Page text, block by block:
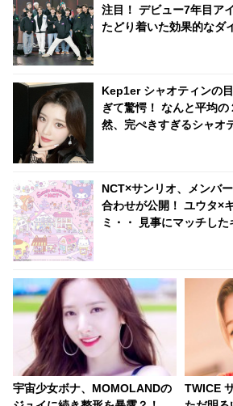
注目！ デビュー7年目ア
たどり着いた効果的なダ
Kep1er シャオティンの
ぎて驚愕！ なんと平均
然、完ぺきすぎるシャオ
NCT×サンリオ、メンバ
合わせが公開！ ユウタ×
ミ・・ 見事にマッチし
宇宙少女ボナ、MOMOLANDの
TWICE